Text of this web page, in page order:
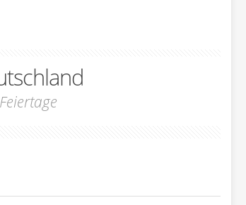
Feiertage